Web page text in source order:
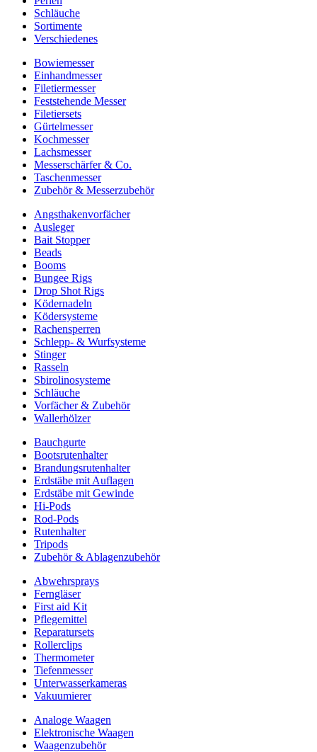
Schläuche
Sortimente
Verschiedenes
Bowiemesser
Einhandmesser
Filetiermesser
Feststehende Messer
Filetiersets
Gürtelmesser
Kochmesser
Lachsmesser
Messerschärfer & Co.
Taschenmesser
Zubehör & Messerzubehör
Angsthakenvorfächer
Ausleger
Bait Stopper
Beads
Booms
Bungee Rigs
Drop Shot Rigs
Ködernadeln
Ködersysteme
Rachensperren
Schlepp- & Wurfsysteme
Stinger
Rasseln
Sbirolinosysteme
Schläuche
Vorfächer & Zubehör
Wallerhölzer
Bauchgurte
Bootsrutenhalter
Brandungsrutenhalter
Erdstäbe mit Auflagen
Erdstäbe mit Gewinde
Hi-Pods
Rod-Pods
Rutenhalter
Tripods
Zubehör & Ablagenzubehör
Abwehrsprays
Ferngläser
First aid Kit
Pflegemittel
Reparatursets
Rollerclips
Thermometer
Tiefenmesser
Unterwasserkameras
Vakuumierer
Analoge Waagen
Elektronische Waagen
Waagenzubehör